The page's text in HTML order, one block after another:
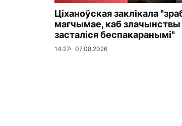
Ціханоўская заклікала
магчымае, каб
засталіся беспакаранымі"
14:27 07.08.2026